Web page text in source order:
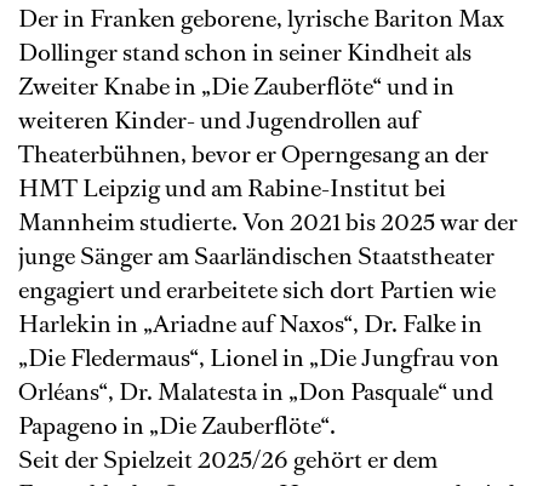
Der in Franken geborene, lyrische Bariton Max
Dollinger stand schon in seiner Kindheit als
Zweiter Knabe in „Die Zauberflöte“ und in
weiteren Kinder- und Jugendrollen auf
Theaterbühnen, bevor er Operngesang an der
HMT Leipzig und am Rabine-Institut bei
Mannheim studierte. Von 2021 bis 2025 war der
junge Sänger am Saarländischen Staatstheater
engagiert und erarbeitete sich dort Partien wie
Harlekin in „Ariadne auf Naxos“, Dr. Falke in
„Die Fledermaus“, Lionel in „Die Jungfrau von
Orléans“, Dr. Malatesta in „Don Pasquale“ und
Papageno in „Die Zauberflöte“.
Seit der Spielzeit 2025/26 gehört er dem